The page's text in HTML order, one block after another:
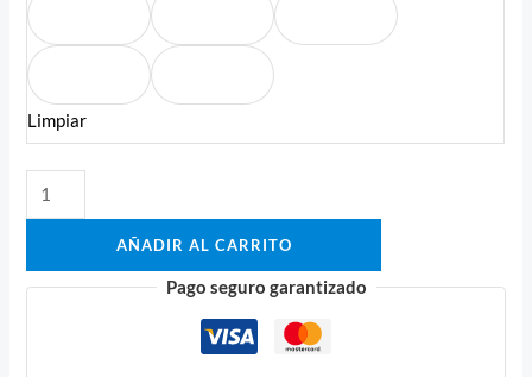
Limpiar
AÑADIR AL CARRITO
Pago seguro garantizado